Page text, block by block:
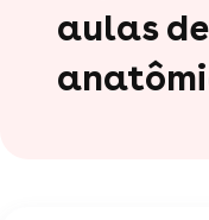
aulas